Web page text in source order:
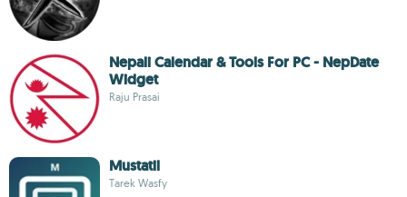
Nepali Calendar & Tools For PC - NepDate
Widget
Raju Prasai
Mustatil
Tarek Wasfy